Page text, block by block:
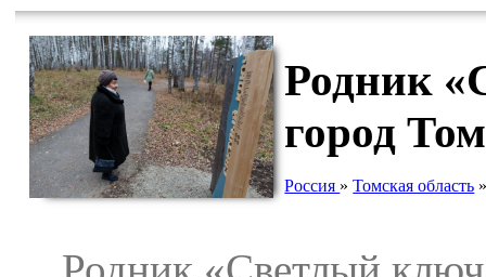
Родник
город
Россия »Томская область